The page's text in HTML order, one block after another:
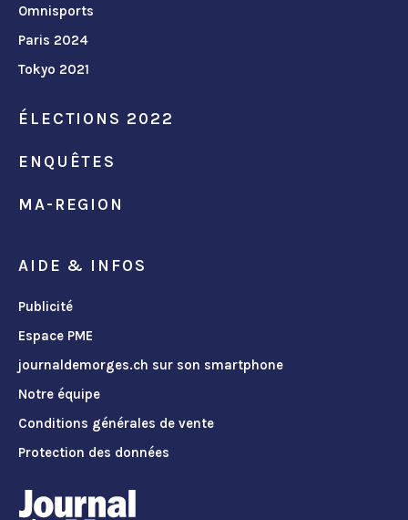
Omnisports
Paris 2024
Tokyo 2021
ÉLECTIONS 2022
ENQUÊTES
MA-REGION
AIDE & INFOS
Publicité
Espace PME
journaldemorges.ch sur son smartphone
Notre équipe
Conditions générales de vente
Protection des données